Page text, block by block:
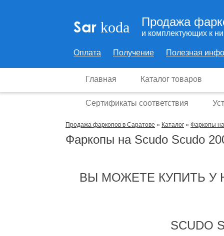
Sar koda Продажа
и комплектующих к
Оплата Получение Полезная
Главная Каталог товаров
Сертификаты соответствия
Продажа фаркопов в Саратове » Каталог » Фаркопы
Фаркопы на Scudo Scudo
ВЫ МОЖЕТЕ КУПИТЬ
SCUDO